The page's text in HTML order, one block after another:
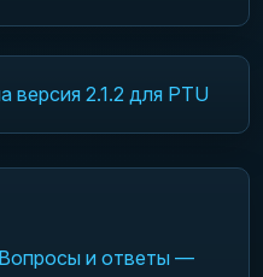
версия 2.1.2 для PTU
и ответы —